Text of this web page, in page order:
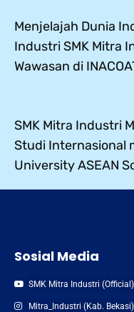
Menjelajah Dunia
Industri SMK Mitra
Wawasan di
SMK Mitra Industri
Studi Internasional
University ASEAN
Sosial Media
SMK Mitra Industri (Official)
Mitra_Industri (Kab. Bekasi)